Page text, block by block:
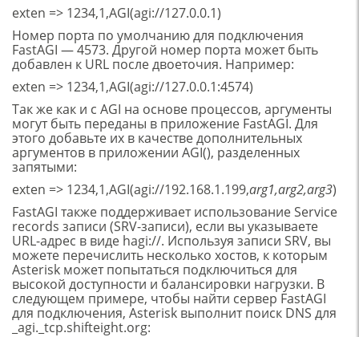
exten => 1234,1,AGI(agi://127.0.0.1)
Номер порта по умолчанию для подключения
FastAGI — 4573. Другой номер порта может быть
добавлен к URL после двоеточия. Например:
exten => 1234,1,AGI(agi://127.0.0.1:4574)
Так же как и с AGI на основе процессов, аргументы
могут быть переданы в приложение FastAGI. Для
этого добавьте их в качестве дополнительных
аргументов в приложении AGI(), разделенных
запятыми:
exten => 1234,1,AGI(agi://192.168.1.199,arg1,arg2,arg3)
FastAGI также поддерживает использование Service
records записи (SRV-записи), если вы указываете
URL-адрес в виде hagi://. Используя записи SRV, вы
можете перечислить несколько хостов, к которым
Asterisk может попытаться подключиться для
высокой доступности и балансировки нагрузки. В
следующем примере, чтобы найти сервер FastAGI
для подключения, Asterisk выполнит поиск DNS для
_agi._tcp.shifteight.org: